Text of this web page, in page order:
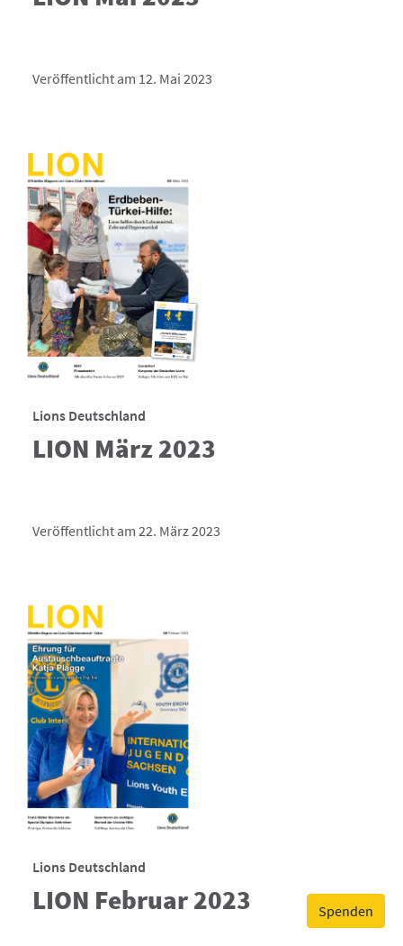
Spenden
Veröffentlicht am 12. Mai 2023
Lions Deutschland
LION März 2023
Veröffentlicht am 22. März 2023
Lions Deutschland
LION Februar 2023